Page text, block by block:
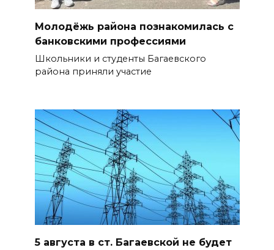
Молодёжь района познакомилась с
банковскими профессиями
Школьники и студенты Багаевского
района приняли участие
5 августа в ст. Багаевской не будет